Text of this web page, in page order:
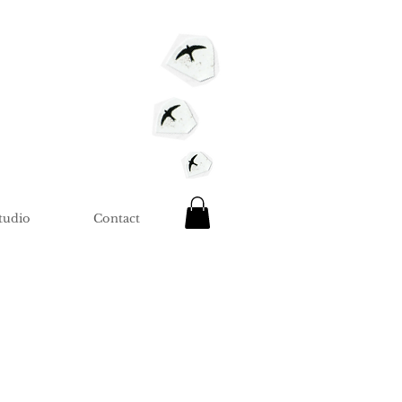
Contact